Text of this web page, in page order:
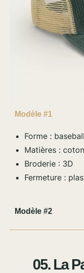
Modèle #1
Forme :
Matières : coton
Broderie : 3D
Fermeture :
Modèle #2
05. La